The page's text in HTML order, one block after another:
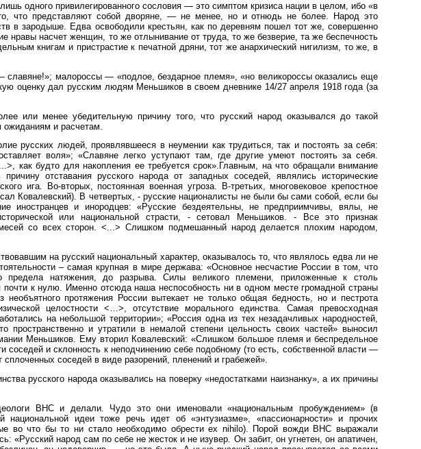
одного привилегированного сословия ― это симптом кризиса нации в целом, ибо «в
что представляют собой дворяне, — не менее, но и отнюдь не более. Народ это
в зародыше. Едва освободили крестьян, как по деревням пошел тот же, совершенно
нравы насчет женщин, то же отлынивание от труда, то же безверие, та же беспечность
книгам и пристрастие к печатной дряни, тот же анархический нигилизм, то же, в
малороссы — «подлое, бездарное племя», «но великороссы оказались еще
оценку дал русским людям Меньшиков в своем дневнике 14/27 апреля 1918 года (за
или менее убедительную причину того, что русский народ оказывался до такой
и расчетам.
русских людей, проявлявшееся в неумении как трудиться, так и постоять за себя:
воля»; «Славяне легко уступают там, где другие умеют постоять за себя.
как будто для накопления ее требуется срок».Главным, на что обращали внимание
отставания русского народа от западных соседей, являлись исторические
ига. Во-вторых, постоянная военная угроза. В-третьих, многовековое крепостное
Ковалевский). В четвертых, - русские националисты не были бы сами собой, если бы
иностранцев и инородцев: «Русские бездеятельны, не предприимчивы, вялы, не
или национальной страсти, - сетовал Меньшиков. - Все это признак
со всех сторон. <...> Слишком подмешанный народ делается плохим народом,
на русский национальный характер, оказывалось то, что являлось едва ли не
– самая крупная в мире держава: «Основное несчастие России в том, что
предела натяжения, до разрыва. Силы великого племени, приложенные к столь
к нулю. Именно отсюда наша неспособность ни в одном месте громадной страны
протяжения России вытекает не только общая бедность, но и пестрота
целостности <…>, отсутствие морального единства. Самая превосходная
на небольшой территории»; «Россия одна из тех незадачливых народностей,
и утратили в немалой степени цельность своих частей» выносил
Меньшиков. Ему вторил Ковалевский: «Слишком большое племя и беспредельное
соседей и склонность к неподчинению себе подобному (то есть, собственной власти —
соседей в виде разорений, пленений и грабежей».
русского народа оказывались на поверку «недостатками наизнанку», а их причины
ВНС и делали. Чудо это они именовали «национальным пробуждением» (в
национальной идеи тоже речь идет об «энтузиазме», «пассионарности» и прочих
во что бы то ни стало необходимо обрести ex nihilo). Порой вожди ВНС выражали
«Русский народ сам по себе не жесток и не изувер. Он забит, он угнетен, он апатичен,